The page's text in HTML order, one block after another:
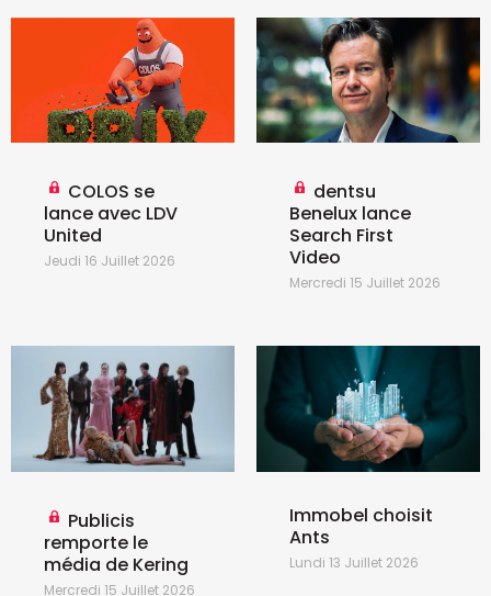
COLOS se
lance avec LDV
United
Jeudi 16 Juillet 2026
dentsu
Benelux lance
Search First
Video
Mercredi 15 Juillet 2026
Publicis
remporte le
média de Kering
Mercredi 15 Juillet 2026
Immobel choisit
Ants
Lundi 13 Juillet 2026